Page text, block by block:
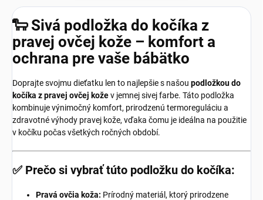
🐑 Sivá podložka do kočíka z
pravej ovčej kože – komfort a
ochrana pre vaše bábätko
Doprajte svojmu dieťatku len to najlepšie s našou podložkou do
kočíka z pravej ovčej kožev jemnej sivej farbe. Táto podložka
kombinuje výnimočný komfort, prirodzenú termoreguláciu a
zdravotné výhody pravej kože, vďaka čomu je ideálna na použitie
v kočíku počas všetkých ročných období.
✅ Prečo si vybrať túto podložku do kočíka:
Pravá ovčia koža: Prírodný materiál, ktorý prirodzene